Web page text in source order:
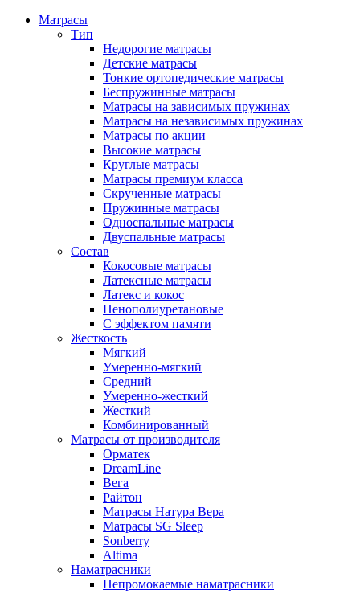
Матрасы
Тип
Недорогие матрасы
Детские матрасы
Тонкие ортопедические матрасы
Беспружинные матрасы
Матрасы на зависимых пружинах
Матрасы на независимых пружинах
Матрасы по акции
Высокие матрасы
Круглые матрасы
Матрасы премиум класса
Скрученные матрасы
Пружинные матрасы
Односпальные матрасы
Двуспальные матрасы
Состав
Кокосовые матрасы
Латексные матрасы
Латекс и кокос
Пенополиуретановые
С эффектом памяти
Жесткость
Мягкий
Умеренно-мягкий
Средний
Умеренно-жесткий
Жесткий
Комбинированный
Матрасы от производителя
Орматек
DreamLine
Вега
Райтон
Матрасы Натура Вера
Матрасы SG Sleep
Sonberry
Altima
Наматрасники
Непромокаемые наматрасники